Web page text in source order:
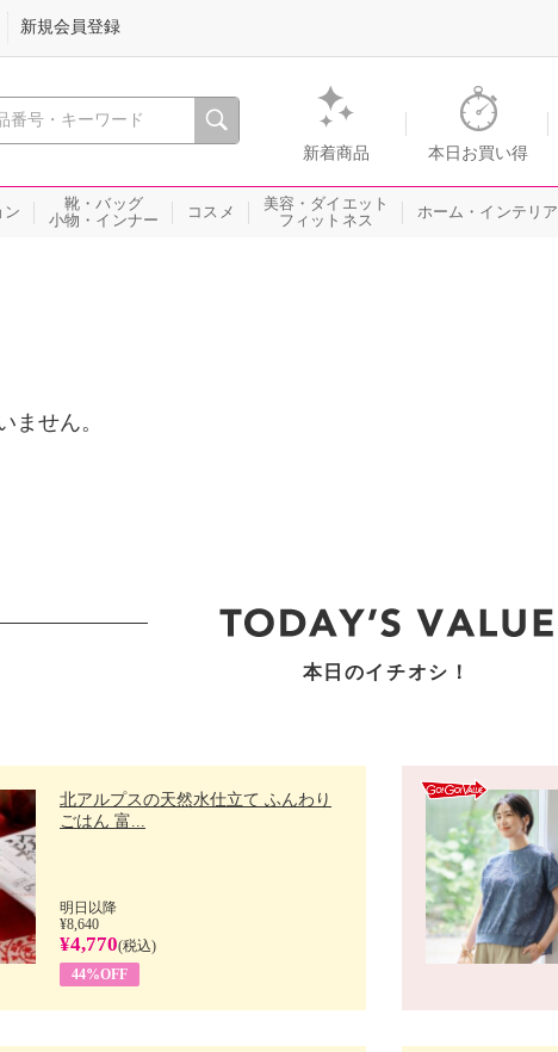
心おどる、瞬間を。通販・テレビショッピングのショップチャンネル
新着商品 本日お買い得
新規会員登録
ン
靴・バッグ
小物・インナー
コスメ
美容・ダイエット
フィットネス
ホーム・インテリア
ません。
本日のイチオシ！
北アルプスの天然水仕立て ふんわり
ごはん 富...
明日以降
¥8,640
¥4,770(税込)
44%OFF